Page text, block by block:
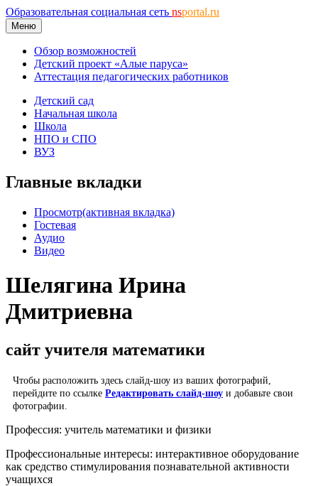
Образовательная социальная сеть nsportal.ru
Меню
Обзор возможностей
Детский проект «Алые паруса»
Аттестация педагогических работников
Детский сад
Начальная школа
Школа
НПО и СПО
ВУЗ
Главные вкладки
Просмотр(активная вкладка)
Гостевая
Аудио
Видео
Шелягина Ирина
Дмитриевна
сайт учителя математики
Чтобы расположить здесь слайд-шоу из ваших фотографий,
перейдите по ссылке Редактировать слайд-шоу и добавьте свои
фотографии.
Профессия: учитель математики и физики
Профессиональные интересы: интерактивное оборудование
как средство стимулирования познавательной активности
учащихся